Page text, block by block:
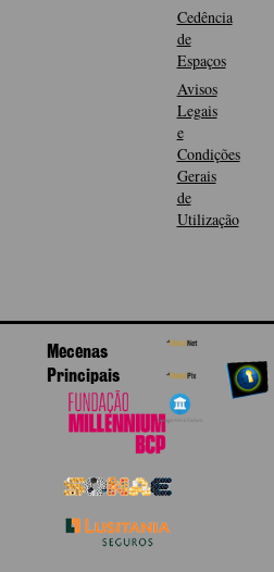
Cedência
de
Espaços
Avisos
Legais
e
Condições
Gerais
de
Utilização
Mecenas
Principais